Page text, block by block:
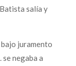
salía y
juramento
se negaba a